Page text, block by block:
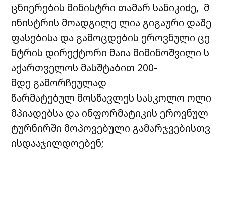
ცნიერების მინისტრი თამარ სანიკიძე, მ
ინისტრის მოადგილე ლია გიგაური დაშე
ფასებისა და გამოცდების ეროვნული ცე
ნტრის დირექტორი მაია მიმინოშვილი ს
აქართველოს მასშტაბით 200-
მდე გამორჩეულად
წარმატებულ მოსწავლეს სასკოლო ოლი
მპიადებსა და ინფორმატიკის ეროვნულ
ტურნირში მოპოვებული გამარჯვებისთვ
ისდააჯილდოებენ;